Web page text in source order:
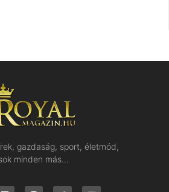
gazdaság, sport, életmód,
minden más…